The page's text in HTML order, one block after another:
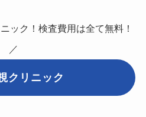
ック！検査費用は全て無料！
／
クリニック